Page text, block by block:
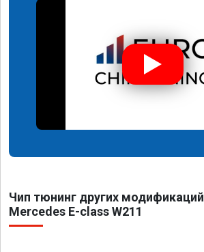
Чип тюнинг других модификаций
Mercedes E-class W211